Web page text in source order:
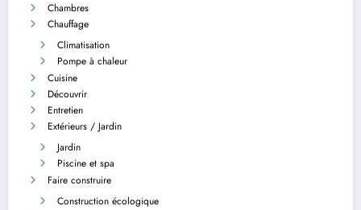
Chambres
Chauffage
Climatisation
Pompe à chaleur
Cuisine
Découvrir
Entretien
Extérieurs / Jardin
Jardin
Piscine et spa
Faire construire
Construction écologique